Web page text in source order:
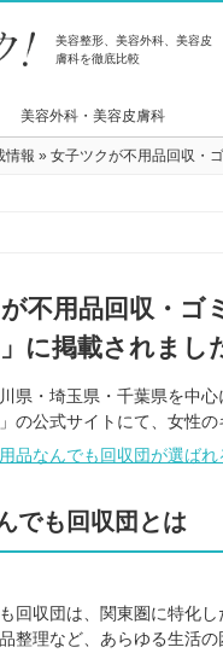
美容整形、美容外科、美容皮
膚科を徹底比較
美容外科・美容皮膚科
情報 » 女子ツクが不用品回収・
不用品回収・ゴ
に掲載されまし
県・埼玉県・千葉県を中
の公式サイトにて、女性
品なんでも回収団が選ば
でも回収団とは
回収団は、関東圏に特化
整理など、あらゆる生活